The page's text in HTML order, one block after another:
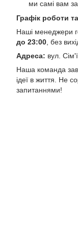
ми самі вам
Графік роботи
Наші менеджери
до 23:00, без
Адреса: вул.
Наша команда
ідеї в життя. Не
запитаннями!